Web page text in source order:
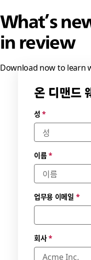
What’s
in review
Download now to learn
온 디맨드
성 *
이름*
업무용 이메일 *
회사*